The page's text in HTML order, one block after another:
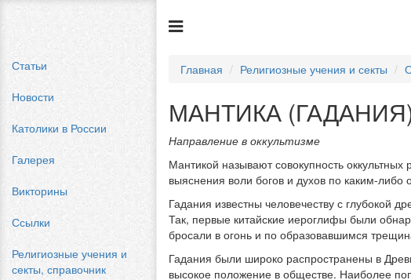
Статьи
Новости
Католики в России
Галерея
Викторины
Ссылки
Религиозные учения и
секты, справочник
Главная Религиозные учения и секты
МАНТИКА
Направление в оккультизме
Мантикой называют совокупность
выяснения воли богов и духов по каким-либо
Гадания известны человечеству с глубокой
Так, первые китайские иероглифы были
бросали в огонь и по образовавшимся
Гадания были широко распространены в
высокое положение в обществе. Наиболее